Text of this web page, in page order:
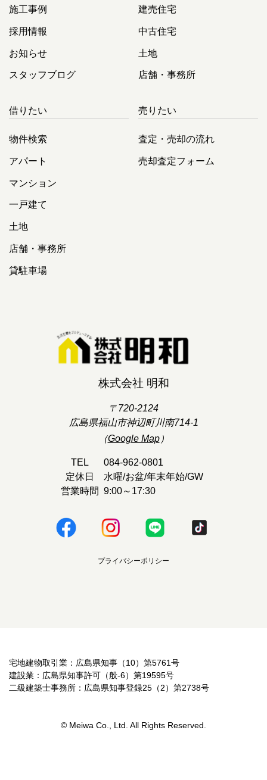
施工事例
採用情報
お知らせ
スタッフブログ
建売住宅
中古住宅
土地
店舗・事務所
借りたい
物件検索
アパート
マンション
一戸建て
土地
店舗・事務所
貸駐車場
売りたい
査定・売却の流れ
売却査定フォーム
株式会社 明和
〒720-2124
広島県福山市神辺町川南714-1
（Google Map）
TEL
084-962-0801
定休日
水曜/お盆/年末年始/GW
営業時間 9:00～17:30
プライバシーポリシー
宅地建物取引業：広島県知事（10）第5761号
建設業：広島県知事許可（般-6）第19595号
二級建築士事務所：広島県知事登録25（2）第2738号
© Meiwa Co., Ltd. All Rights Reserved.